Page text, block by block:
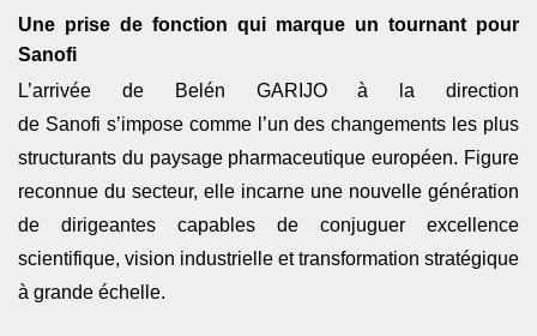
Une prise de fonction qui marque un tournant pour
Sanofi
L’arrivée de
Belén GARIJO
à la direction
de Sanofi s’impose comme l’un des changements les plus
structurants du paysage pharmaceutique européen. Figure
reconnue du secteur, elle incarne une nouvelle génération
de dirigeantes capables de conjuguer excellence
scientifique, vision industrielle et transformation stratégique
à grande échelle.